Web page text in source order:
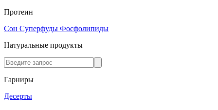
Протеин
Сон Суперфуды Фосфолипиды
Натуральные продукты
Гарниры
Десерты